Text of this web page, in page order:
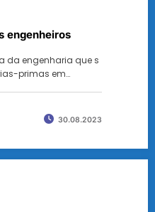
engenheiros
da engenharia que s
primas em…
30.08.2023